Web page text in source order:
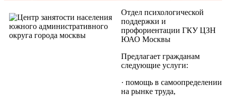
Отдел психологической
поддержки и
профориентации ГКУ ЦЗН
ЮАО Москвы
Предлагает гражданам
следующие услуги:
· помощь в самоопределении
на рынке труда,